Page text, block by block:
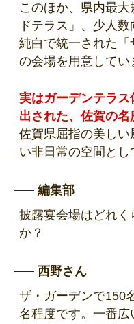
このほか、県内最
ドテラス」、少人
純白で統一された
の会場を用意してい
実はガーデンテラ
出された、佐賀の
佐賀県屈指の美しい
い非日常の空間とし
編集部
披露宴会場はどれ
か？
西野さん
ザ・ガーデンで150
名程度です。一番